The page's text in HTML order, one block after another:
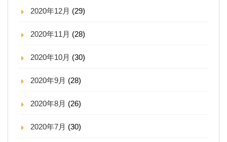
2020年12月 (29)
2020年11月 (28)
2020年10月 (30)
2020年9月 (28)
2020年8月 (26)
2020年7月 (30)